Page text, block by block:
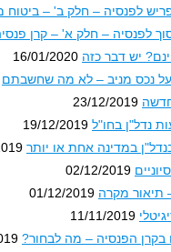
– חלק ב' – ביטוח
– חלק א' – קרן פנסיה
דבר כזה 16/01/2020
מניב – לא מה שחשבתם
23/12/2019
בחו"ל 19/12/2019
במדינה אחת או יותר 12/2019
02/12/2019
מקרה 01/12/2019
11/11/2019
הפנסיה – מה לבחור? 2019